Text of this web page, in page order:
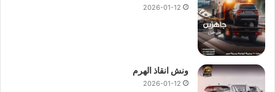
2026-01-12
ونش انقاذ الهرم
2026-01-12